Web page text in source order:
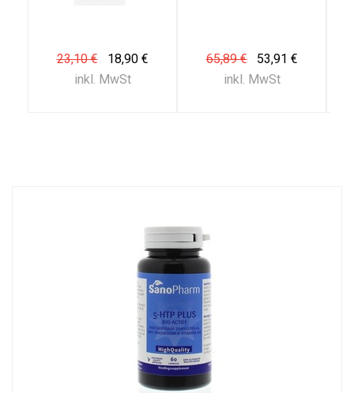
23,10 €
18,90 €
inkl. MwSt
65,89 €
53,91 €
inkl. MwSt